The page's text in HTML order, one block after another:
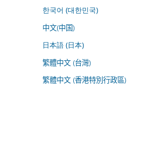
한국어 (대한민국)
中文(中国)
日本語 (日本)
繁體中文 (台灣)
繁體中文 (香港特別行政區)